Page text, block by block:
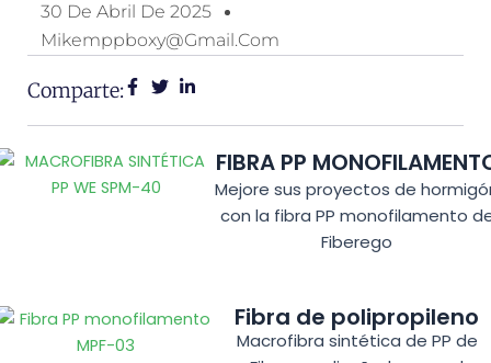
30 De Abril De 2025
Mikemppboxy@gmail.com
Comparte:
FIBRA PP
Mejore sus proyectos de
con la fibra PP monofilamento
Fiberego
Fibra de polipropileno
Macrofibra sintética de PP de